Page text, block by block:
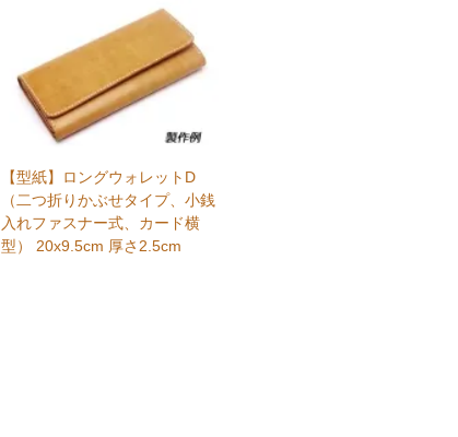
【型紙】ロングウォレットD
（二つ折りかぶせタイプ、小銭
入れファスナー式、カード横
型） 20x9.5cm 厚さ2.5cm